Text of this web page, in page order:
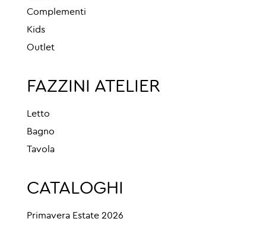
Complementi
Kids
Outlet
FAZZINI ATELIER
Letto
Bagno
Tavola
CATALOGHI
Primavera Estate 2026